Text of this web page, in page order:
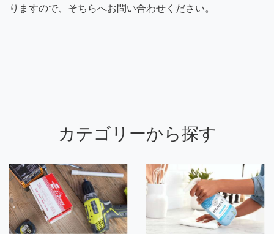
りますので、そちらへお問い合わせください。
カテゴリーから探す